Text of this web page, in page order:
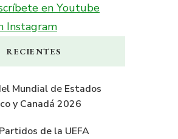
en Youtube
Instagram
RECIENTES
Mundial de Estados
y Canadá 2026
de la UEFA